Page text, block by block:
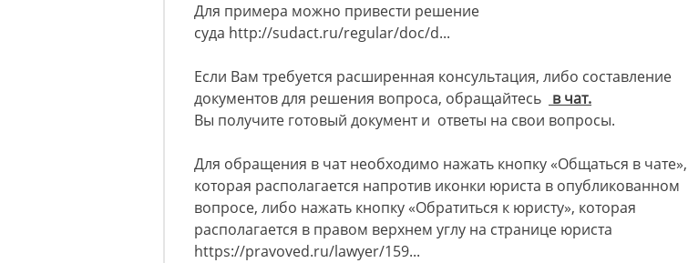
Для примера можно привести решение
суда http://sudact.ru/regular/doc/d...
Если Вам требуется расширенная консультация, либо составление
документов для решения вопроса, обращайтесь в чат.
Вы получите готовый документ и ответы на свои вопросы.
Для обращения в чат необходимо нажать кнопку «Общаться в чате»,
которая располагается напротив иконки юриста в опубликованном
вопросе, либо нажать кнопку «Обратиться к юристу», которая
располагается в правом верхнем углу на странице юриста
https://pravoved.ru/lawyer/159...